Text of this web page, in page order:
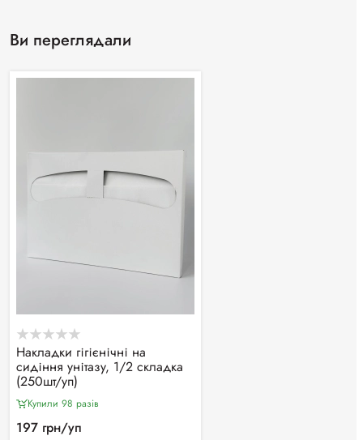
Ви переглядали
Накладки гігієнічні на
сидіння унітазу, 1/2 складка
(250шт/уп)
Купили 98 разiв
197 грн/уп